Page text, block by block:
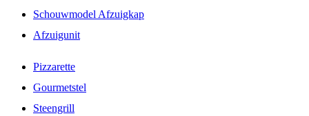
Schouwmodel Afzuigkap
Afzuigunit
Pizzarette
Gourmetstel
Steengrill